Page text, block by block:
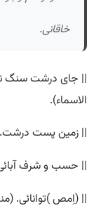
خاقانی.
|| جای درشت سنگ
الاسماء).
|| زمین پست درشت.
|| حسب و شرف
|| (اِمص )توانائی.